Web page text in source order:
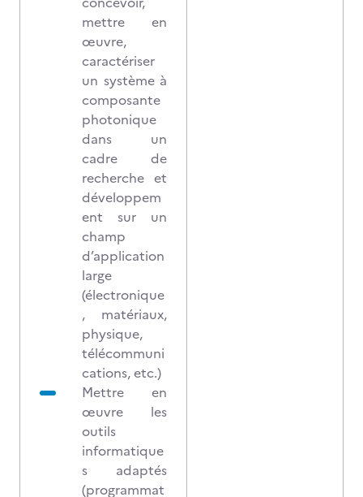
mettre en
œuvre,
caractériser
un système à
composante
photonique
dans un
cadre de
recherche et
développem
ent sur un
champ
d’application
large
(électronique
, matériaux,
physique,
télécommuni
cations, etc.)
Mettre en
œuvre les
outils
informatique
s adaptés
(programmat